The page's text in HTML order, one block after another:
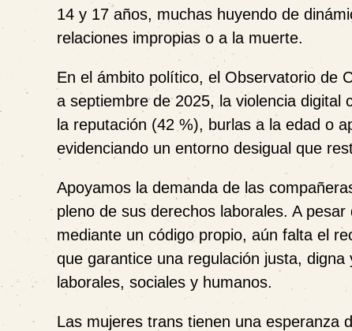
14 y 17 años, muchas huyendo de
relaciones impropias o a la muerte.
En el ámbito político, el Observatorio de
a septiembre de 2025, la violencia
la reputación (42 %), burlas a la edad o
evidenciando un entorno desigual que
Apoyamos la demanda de las
pleno de sus derechos laborales. A
mediante un código propio, aún falta el
que garantice una regulación justa,
laborales, sociales y humanos.
Las mujeres trans tienen una esperanza